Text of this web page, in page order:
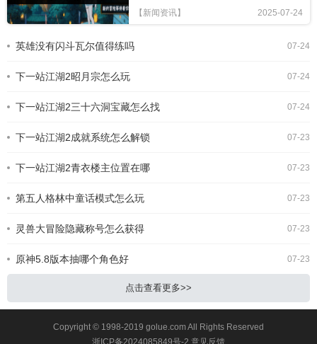
格，本文将从技能解析、连招技巧及竞
技场表现全面评估，助你判断是否值得
基础攻击方面，夏日香燐的普攻为五段
主，具备良好的起手能力，第三段下劈
段持续输出中，锁链从地面穿出进行终
中效果。需要注意的是，最后一段
2025-07-24
【新闻资讯】
07-24
英雄没有闪斗瓦尔值得练吗
07-24
下一站江湖2昭月宗怎么玩
07-24
下一站江湖2三十六洞宝藏怎么找
07-23
下一站江湖2成就系统怎么解锁
07-23
下一站江湖2青衣楼主位置在哪
07-23
第五人格林中童话模式怎么玩
07-23
灵兽大冒险隐藏称号怎么获得
07-23
原神5.8版本抽哪个角色好
点击查看更多>>
Copyright © 1998-2019 golue.com All Rights Reserved
浙ICP备2024085849号-2 意见反馈